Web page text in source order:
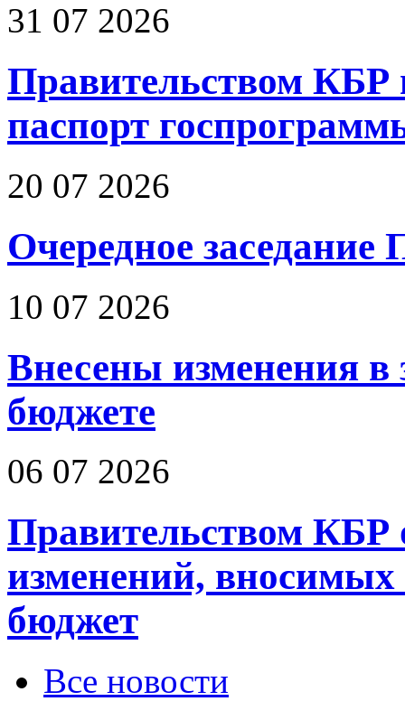
31 07 2026
Правительством КБР
паспорт
20 07 2026
Очередное
10 07 2026
Внесены изменения в
бюджете
06 07 2026
Правительством КБР
изменений, вносимых
бюджет
Все новости